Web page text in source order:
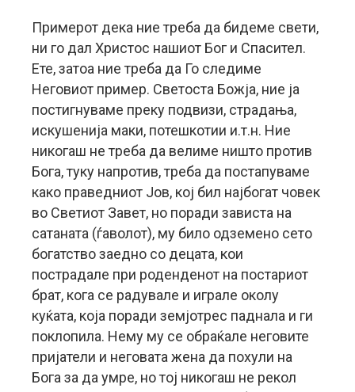
Примерот дека ние треба да бидеме свети,
ни го дал Христос нашиот Бог и Спасител.
Ете, затоа ние треба да Го следиме
Неговиот пример. Светоста Божја, ние ја
постигнуваме преку подвизи, страдања,
искушенија маки, потешкотии и.т.н. Ние
никогаш не треба да велиме ништо против
Бога, туку напротив, треба да постапуваме
како праведниот Јов, кој бил најбогат човек
во Светиот Завет, но поради зависта на
сатаната (ѓаволот), му било одземено сето
богатство заедно со децата, кои
пострадале при роденденот на постариот
брат, кога се радувале и играле околу
куќата, која поради земјотрес паднала и ги
поклопила. Нему му се обраќале неговите
пријатели и неговата жена да похули на
Бога за да умре, но тој никогаш не рекол